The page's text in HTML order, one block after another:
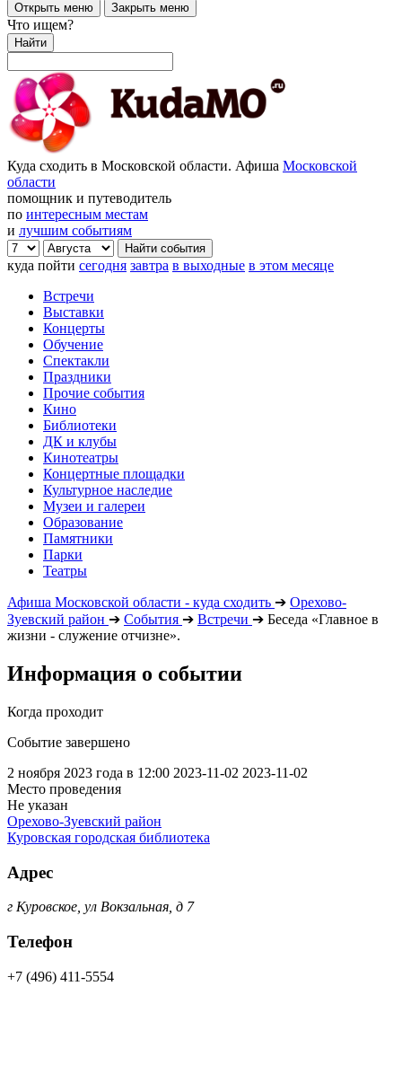
Открыть меню Закрыть меню
Что ищем?
Найти
Куда сходить в Московской области. Афиша Московской
области
помощник и путеводитель
по интересным местам
и лучшим событиям
куда пойти сегодня завтра в выходные в этом месяце
Встречи
Выставки
Концерты
Обучение
Спектакли
Праздники
Прочие события
Кино
Библиотеки
ДК и клубы
Кинотеатры
Концертные площадки
Культурное наследие
Музеи и галереи
Образование
Памятники
Парки
Театры
Афиша Московской области - куда сходить ➔ Орехово-
Зуевский район ➔ События ➔ Встречи ➔ Беседа «Главное в
жизни - служение отчизне».
Информация о событии
Когда проходит
Событие завершено
2 ноября 2023 года в 12:00 2023-11-02 2023-11-02
Место проведения
Не указан
Орехово-Зуевский район
Куровская городская библиотека
Адрес
г Куровское, ул Вокзальная, д 7
Телефон
+7 (496) 411-5554